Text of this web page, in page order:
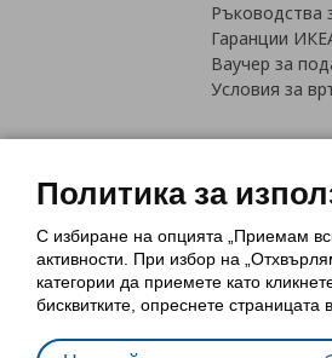
Ръководства
Гаранции
Ваучер за
Условия за
Политика за
С избиране на опцията „Приемам
активности. При избор на
категории да приемете като
бисквитките, опреснете страницата